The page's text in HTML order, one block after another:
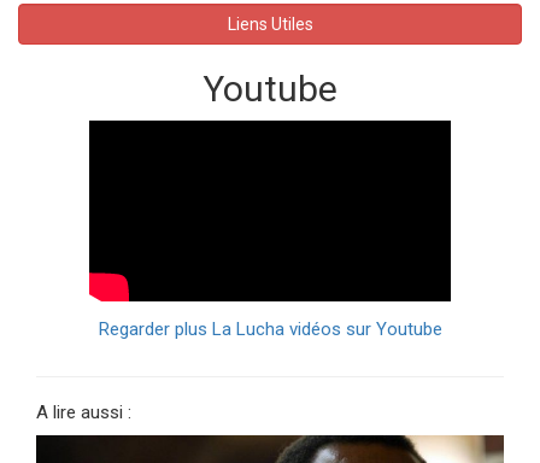
Liens Utiles
Youtube
Regarder plus La Lucha vidéos sur Youtube
A lire aussi :